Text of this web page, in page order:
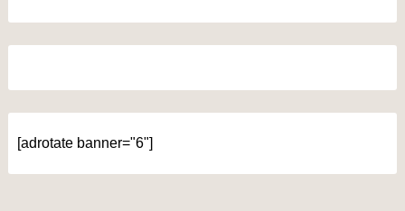
[adrotate banner="6"]